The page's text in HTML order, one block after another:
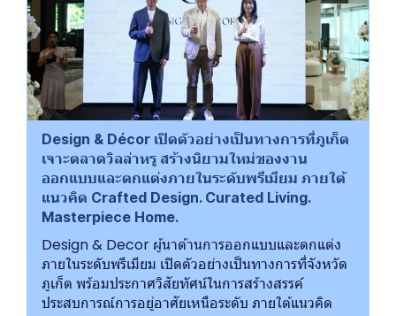
Design & Décor เปิดตัวอย่างเป็นทางการที่ภูเก็ต
เจาะตลาดวิลล่าหรู สร้างนิยามใหม่ของงาน
ออกแบบและตกแต่งภายในระดับพรีเมียม ภายใต้
แนวคิด Crafted Design. Curated Living.
Masterpiece Home.
Design & Decor ผู้นาด้านการออกแบบและตกแต่ง
ภายในระดับพรีเมียม เปิดตัวอย่างเป็นทางการที่จังหวัด
ภูเก็ต พร้อมประกาศวิสัยทัศน์ในการสร้างสรรค์
ประสบการณ์การอยู่อาศัยเหนือระดับ ภายใต้แนวคิด